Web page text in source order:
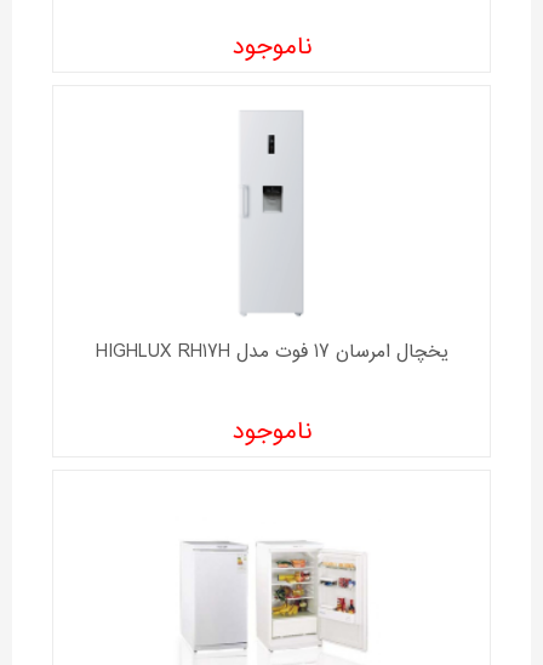
ناموجود
یخچال امرسان 17 فوت مدل HIGHLUX RH17H
ناموجود